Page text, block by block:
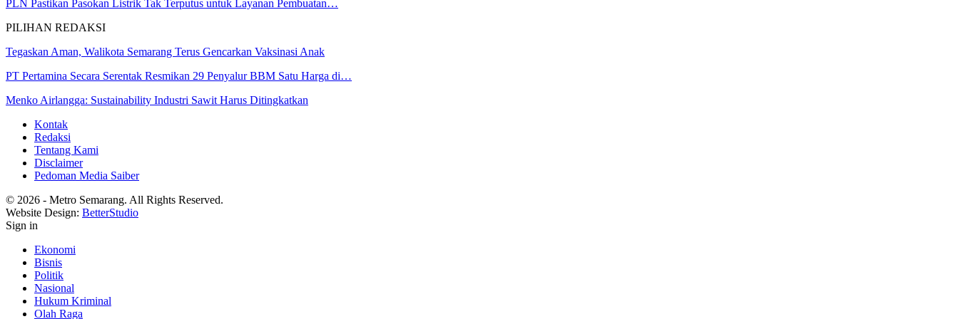
PLN Pastikan Pasokan Listrik Tak Terputus untuk Layanan Pembuatan…
PILIHAN REDAKSI
Tegaskan Aman, Walikota Semarang Terus Gencarkan Vaksinasi Anak
PT Pertamina Secara Serentak Resmikan 29 Penyalur BBM Satu Harga di…
Menko Airlangga: Sustainability Industri Sawit Harus Ditingkatkan
Kontak
Redaksi
Tentang Kami
Disclaimer
Pedoman Media Saiber
© 2026 - Metro Semarang. All Rights Reserved.
Website Design: BetterStudio
Sign in
Ekonomi
Bisnis
Politik
Nasional
Hukum Kriminal
Olah Raga